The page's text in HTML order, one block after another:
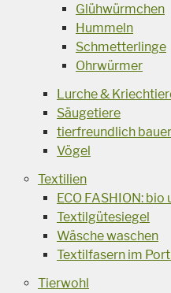
Glühwürmchen
Hummeln
Schmetterlinge
Ohrwürmer
Lurche &
Säugetiere
tierfreundlich
Vögel
Textilien
ECO FASHION:
Textilgütesiegel
Wäsche waschen
Textilfasern im
Tierwohl